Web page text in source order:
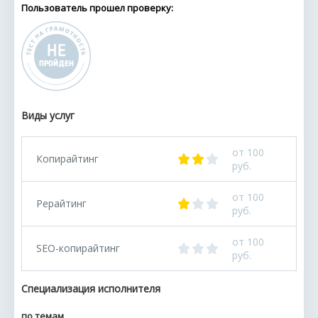
Пользователь прошел проверку:
Виды услуг
Копирайтинг
от 100
руб.
Рерайтинг
от 100
руб.
SEO-копирайтинг
от 100
руб.
Специализация исполнителя